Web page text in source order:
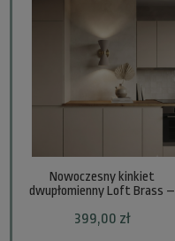
Nowoczesny kinkiet
dwupłomienny Loft Brass –
399,00 zł